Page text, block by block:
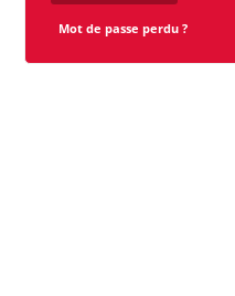
Mot de passe perdu ?